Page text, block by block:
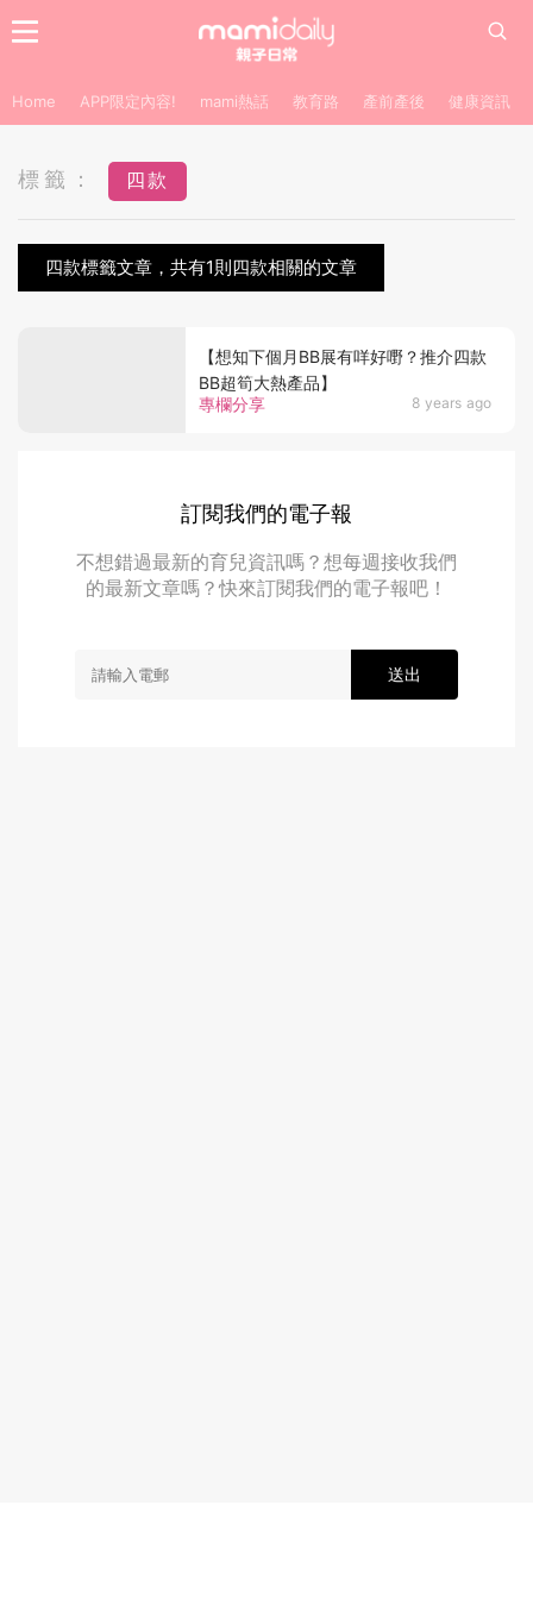
Home APP限定內容! mami熱話 教育路 產前產後 健康資訊
標籤： 四款
四款標籤文章，共有1則四款相關的文章
專欄分享 8 years ago
【想知下個月BB展有咩好嘢？推介四款
BB超筍大熱產品】
訂閱我們的電子報
不想錯過最新的育兒資訊嗎？想每週接收我們
的最新文章嗎？快來訂閱我們的電子報吧！
送出